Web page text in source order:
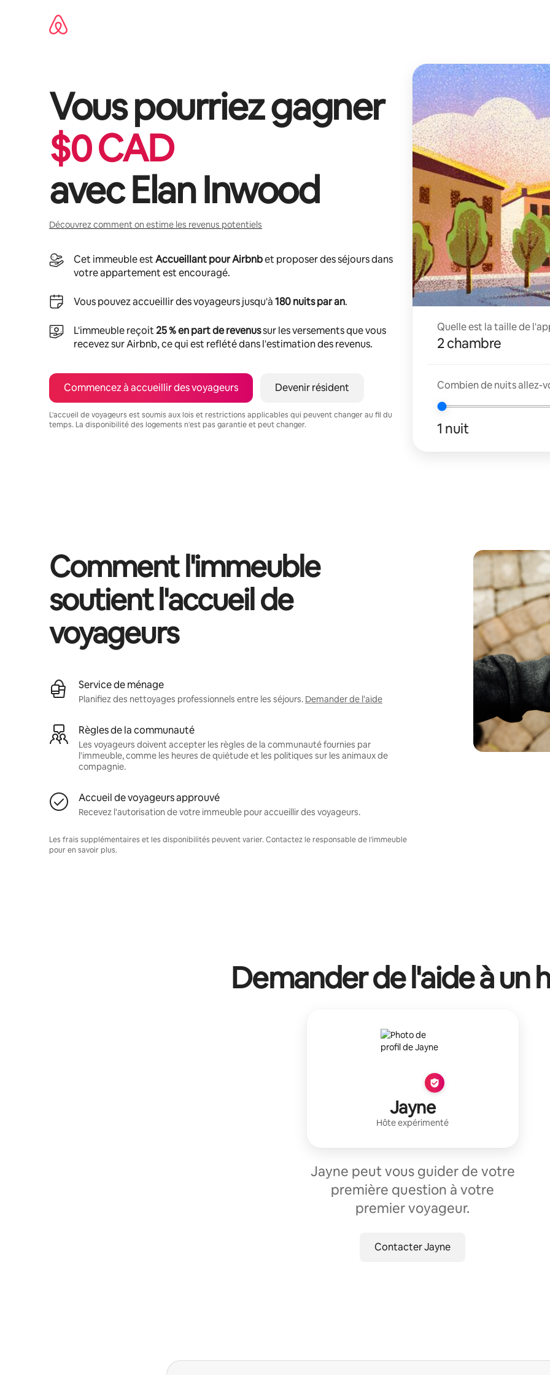
Vous pourriez gagner
$0CAD
avecElan Inwood
Découvrez comment on estime les revenus potentiels
Cet immeuble estAccueillant pour Airbnbet proposer des séjours dans
votre appartement est encouragé.
Vous pouvez accueillir des voyageurs jusqu'à180 nuits par an.
L'immeuble reçoit25 % en part de revenussur les versements que vous
recevez sur Airbnb, ce qui est reflété dans l'estimation des revenus.
Commencez à accueillir des voyageurs Devenir résident
L'accueil de voyageurs est soumis aux lois et restrictions applicables qui peuvent changer au fil du
temps. La disponibilité des logements n'est pas garantie et peut changer.
Quelle est la taille de
2 chambre
Combien de nuits allez-
1 nuit
Comment l'immeuble
soutient l'accueil de
voyageurs
Service de ménage
Planifiez des nettoyages professionnels entre les séjours. Demander de l'aide
Règles de la communauté
Les voyageurs doivent accepter les règles de la communauté fournies par
l'immeuble, comme les heures de quiétude et les politiques sur les animaux de
compagnie.
Accueil de voyageurs approuvé
Recevez l'autorisation de votre immeuble pour accueillir des voyageurs.
Les frais supplémentaires et les disponibilités peuvent varier. Contactez le responsable de l'immeuble
pour en savoir plus.
Demander de l'aide à un
Jayne
Hôte expérimenté
Jayne peut vous guider de votre
première question à votre
premier voyageur.
Contacter Jayne